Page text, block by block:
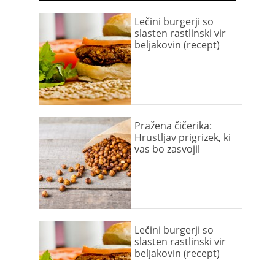
Lečini burgerji so
slasten rastlinski vir
beljakovin (recept)
Pražena čičerika:
Hrustljav prigrizek, ki
vas bo zasvojil
Lečini burgerji so
slasten rastlinski vir
beljakovin (recept)